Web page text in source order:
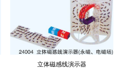
立体磁感线演示器